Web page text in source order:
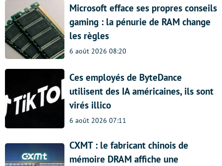
Microsoft efface ses propres conseils
gaming : la pénurie de RAM change
les règles
6 août 2026 08:20
Ces employés de ByteDance
utilisent des IA américaines, ils sont
virés illico
6 août 2026 07:11
CXMT : le fabricant chinois de
mémoire DRAM affiche une